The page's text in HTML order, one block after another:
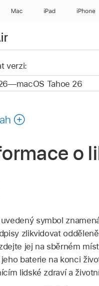
Mac iPad iPhone
verzi:
o
symbol
zlikvidovat
jej na sběrném
jeho baterie na konci
lidské zdraví a